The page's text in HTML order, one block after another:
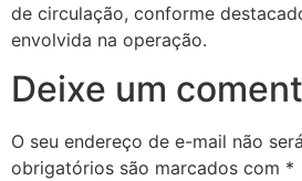
de circulação, conforme
envolvida na operação.
Deixe um
O seu endereço de e-mail não
obrigatórios são marcados com *